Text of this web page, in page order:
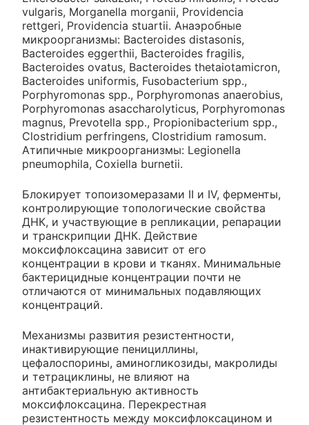
vulgaris, Morganella morganii, Providencia
rettgeri, Providencia stuartii. Анаэробные
микроорганизмы: Bacteroides distasonis,
Bacteroides eggerthii, Bacteroides fragilis,
Bacteroides ovatus, Bacteroides thetaiotamicron,
Bacteroides uniformis, Fusobacterium spp.,
Porphyromonas spp., Porphyromonas anaerobius,
Porphyromonas asaccharolyticus, Porphyromonas
magnus, Prevotella spp., Propionibacterium spp.,
Clostridium perfringens, Clostridium ramosum.
Атипичные микроорганизмы: Legionella
pneumophila, Coxiella burnetii.
Блокирует топоизомеразами II и IV, ферменты,
контролирующие топологические свойства
ДНК, и участвующие в репликации, репарации
и транскрипции ДНК. Действие
моксифлоксацина зависит от его
концентрации в крови и тканях. Минимальные
бактерицидные концентрации почти не
отличаются от минимальных подавляющих
концентраций.
Механизмы развития резистентности,
инактивирующие пенициллины,
цефалоспорины, аминогликозиды, макролиды
и тетрациклины, не влияют на
антибактериальную активность
моксифлоксацина. Перекрестная
резистентность между моксифлоксацином и